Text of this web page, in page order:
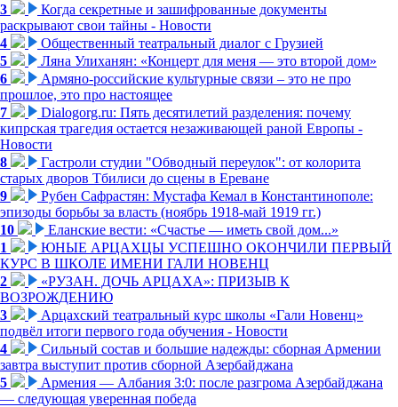
3
Когда секретные и зашифрованные документы
раскрывают свои тайны - Новости
4
Общественный театральный диалог с Грузией
5
Ляна Улиханян: «Концерт для меня — это второй дом»
6
Армяно-российские культурные связи – это не про
прошлое, это про настоящее
7
Dialogorg.ru: Пять десятилетий разделения: почему
кипрская трагедия остается незаживающей раной Европы -
Новости
8
Гастроли студии "Обводный переулок": от колорита
старых дворов Тбилиси до сцены в Ереване
9
Рубен Сафрастян: Мустафа Кемал в Константинополе:
эпизоды борьбы за власть (ноябрь 1918-май 1919 гг.)
10
Еланские вести: «Счастье — иметь свой дом...»
1
ЮНЫЕ АРЦАХЦЫ УСПЕШНО ОКОНЧИЛИ ПЕРВЫЙ
КУРС В ШКОЛЕ ИМЕНИ ГАЛИ НОВЕНЦ
2
«РУЗАН. ДОЧЬ АРЦАХА»: ПРИЗЫВ К
ВОЗРОЖДЕНИЮ
3
Арцахский театральный курс школы «Гали Новенц»
подвёл итоги первого года обучения - Новости
4
Сильный состав и большие надежды: сборная Армении
завтра выступит против сборной Азербайджана
5
Армения — Албания 3:0: после разгрома Азербайджана
— следующая уверенная победа